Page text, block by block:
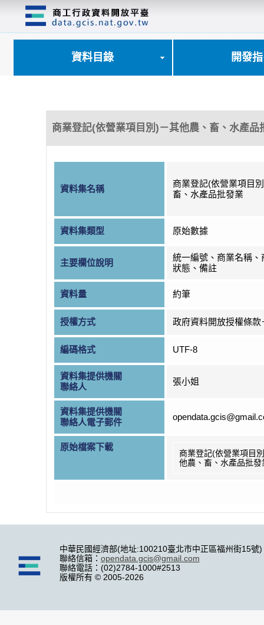
資料目錄 開發
商業登記(依營業項目別)－其他農、畜、水產品
資料集名稱
商業登記(依營業項目
畜、水產品批發業
資料集類型 原始數據
主要欄位說明
統一編號、商業名稱、
狀態、備註
資料量 約筆
授權方式 政府資料開放授權條款
編碼格式 UTF-8
資料集提供機關
聯絡人
張小姐
資料集提供機關
聯絡人電子郵件
原始檔案下載
商業登記(依營業項目
他農、畜、水產品批發
中華民國經濟部(地址:100210臺北市中正區福州街15號)
聯絡信箱： opendata.gcis@gmail.com
聯絡電話：(02)2784-1000#2513
版權所有 © 2005-2026